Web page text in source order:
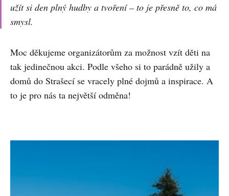
užít si den plný hudby a tvoření – to je přesně to, co má
smysl.
Moc děkujeme organizátorům za možnost vzít děti na
tak jedinečnou akci. Podle všeho si to parádně užily a
domů do Strašecí se vracely plné dojmů a inspirace. A
to je pro nás ta největší odměna!